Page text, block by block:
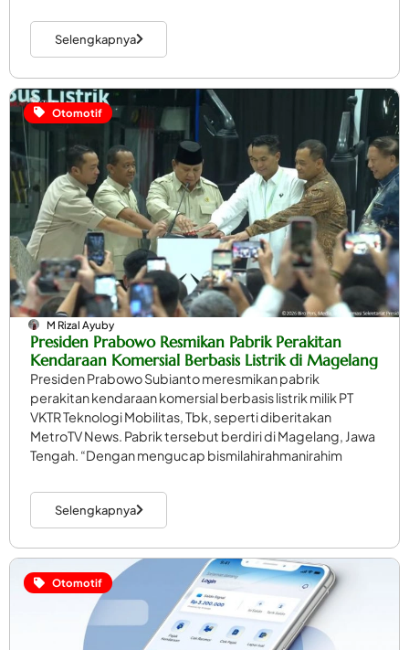
Selengkapnya
Otomotif
M Rizal Ayuby
Presiden Prabowo Resmikan Pabrik Perakitan
Kendaraan Komersial Berbasis Listrik di Magelang
Presiden Prabowo Subianto meresmikan pabrik
perakitan kendaraan komersial berbasis listrik milik PT
VKTR Teknologi Mobilitas, Tbk, seperti diberitakan
MetroTV News. Pabrik tersebut berdiri di Magelang, Jawa
Tengah. “Dengan mengucap bismilahirahmanirahim
Selengkapnya
Otomotif